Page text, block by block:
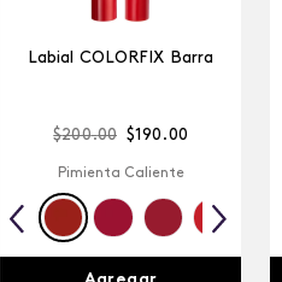
Labial COLORFIX Barra
$200.00 $190 .00
Pimienta Caliente